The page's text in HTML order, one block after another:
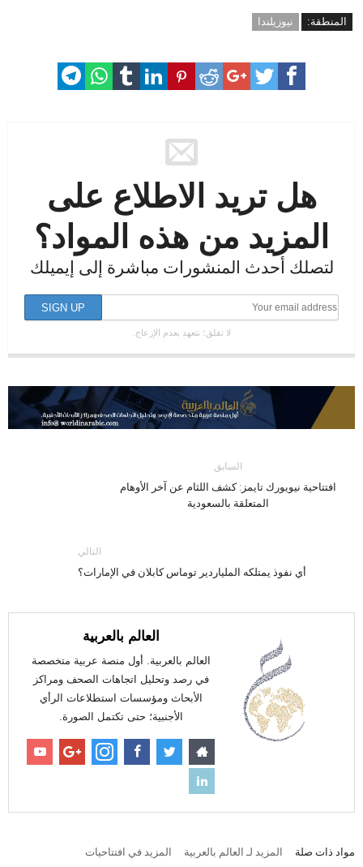
المنطقة: نيوزيلندا
هل تريد الاطلاع على
المزيد من هذه المواد؟
لتصلك أحدث المنشورات مباشرة إلى إيميلك
لا تقلق؛ نتعهد بعدم الإزعاج.
السابق
افتتاحية نيويورك تايمز: كشف اللثام عن آخر الأوهام
المتعلقة بالسعودية
التالي
أي نفوذ يمتلكه الملياردير توماس كابلان في الإمارات؟
العالم بالعربية
العالم بالعربية. أول منصة عربية متخصصة
في رصد وتحليل اتجاهات الصحف ومراكز
الأبحاث ومؤسسات استطلاعات الرأي
الأجنبية؛ حتى تكتمل الصورة.
مواد ذات صلة المزيد لـ العالم بالعربية المزيد في افتتاحيات